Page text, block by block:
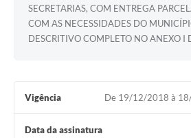
SECRETARIAS, COM ENTREGA
COM AS NECESSIDADES DO
DESCRITIVO COMPLETO NO ANEXO I
Vigência De 19/12/2018 à
Data da assinatura